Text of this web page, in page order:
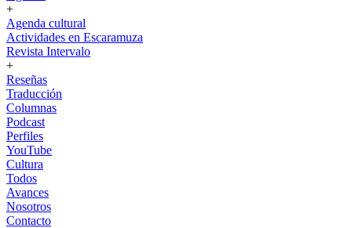
+
Agenda cultural
Actividades en Escaramuza
Revista Intervalo
+
Reseñas
Traducción
Columnas
Podcast
Perfiles
YouTube
Cultura
Todos
Avances
Nosotros
Contacto